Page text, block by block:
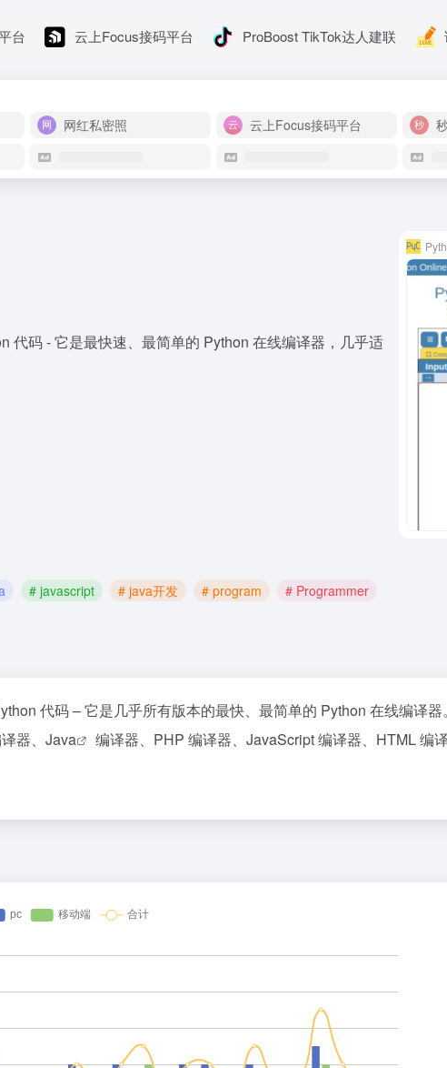
台 云上Focus接码平台 ProBoost TikTok达人建联
网红私密照 云上Focus接码平台
代码 - 它是最快速、最简单的 Python 在线编译器，几乎适
# javascript # java开发 # program
# Programmer
代码 – 它是几乎所有版本的最快、最简单的 Python 在线编译器。
器、 Java
编译器、PHP 编译器、JavaScript 编译器、HTML 编译